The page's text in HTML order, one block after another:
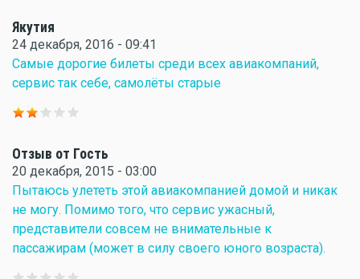
Якутия
24 декабря, 2016 - 09:41
Самые дорогие билеты среди всех авиакомпаний,
сервис так себе, самолёты старые
Отзыв от Гость
20 декабря, 2015 - 03:00
Пытаюсь улететь этой авиакомпанией домой и никак
не могу. Помимо того, что сервис ужасный,
представители совсем не внимательные к
пассажирам (может в силу своего юного возраста).